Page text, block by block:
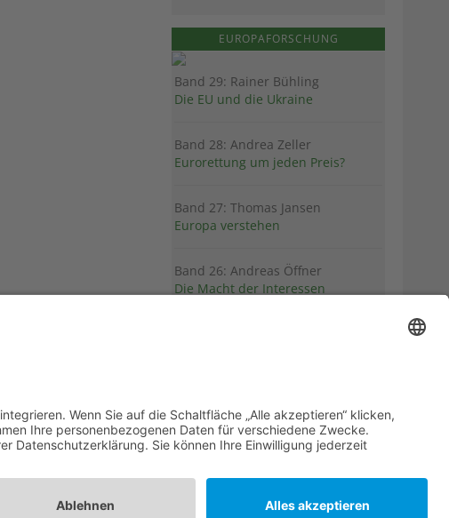
EUROPAFORSCHUNG
Band 29: Rainer Bühling
Die EU und die Ukraine
Band 28: Andrea Zeller
Eurorettung um jeden Preis?
Band 27: Thomas Jansen
Europa verstehen
Band 26: Andreas Öffner
Die Macht der Interessen
PDF-Flyer zur Schriftenreihe